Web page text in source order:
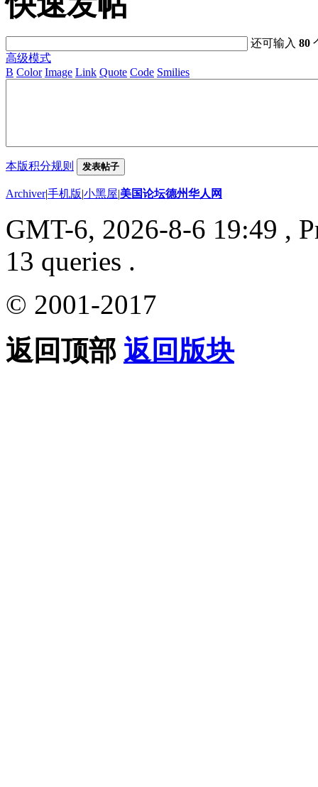
还可输入80
高级模式
B Color Image Link Quote Code Smilies
本版积分规则 发表帖子
Archiver|手机版|小黑屋|美国论坛德州华人网
GMT-6, 2026-8-6 19:49 ,
13 queries .
© 2001-2017
返回顶部 返回版块